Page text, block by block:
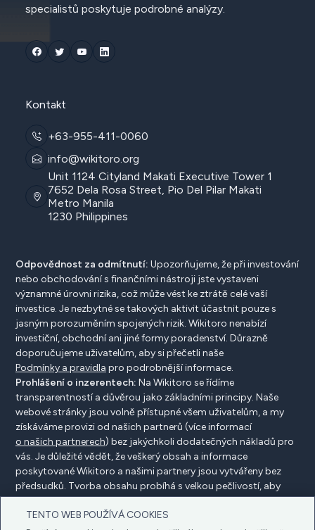
TENTO WEB POUŽÍVÁ COOKIES
specialistů poskytuje podrobné analýzy.
Kontakt
+63-955-411-0060
info@wikitoro.org
Unit 1124 Cityland Makati Executive Tower 1
7652 Dela Rosa Street, Pio Del Pilar Makati
Metro Manila
1230 Philippines
Odpovědnost za odmítnutí: Upozorňujeme, že při investování
nebo obchodování s finančními nástroji jste vystaveni
významné úrovni rizika, což může vést ke ztrátě celé vaší
investice. Je nezbytné se takových aktivit účastnit pouze s
jasným porozuměním spojených rizik. Wikitoro nenabízí
investiční, obchodní ani jiné formy poradenství. Důrazně
doporučujeme uživatelům, aby si přečetli naše
Podmínky a pravidla pro podrobnější informace.
Prohlášení o inzerentech: Na Wikitoro se řídíme
transparentností a důvěrou jako základními principy. Naše
webové stránky jsou volně přístupné všem uživatelům, a my
získáváme provizi od našich partnerů (více informací
o našich partnerech) bez jakýchkoli dodatečných nákladů pro
vás. Je důležité vědět, že veškerý obsah a informace
poskytované Wikitoro a našimi partnery jsou vytvářeny bez
předsudků. Tvorba obsahu probíhá s velkou pečlivostí, aby
prospěla našim čtenářům, a důležité je, že není ovlivněna
žádnými dohodami o kompenzaci s našimi partnery.